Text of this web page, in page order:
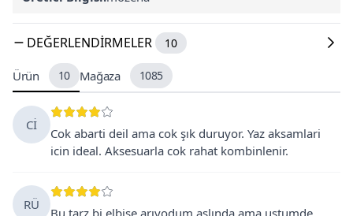
DEĞERLENDIRMELER 10
Ürün 10 Mağaza 1085
Cİ
Cok abarti deil ama cok şık duruyor. Yaz aksamlari
icin ideal. Aksesuarla cok rahat kombinlenir.
RÜ
Bu tarz bi elbise arıyodum aslında ama ustumde